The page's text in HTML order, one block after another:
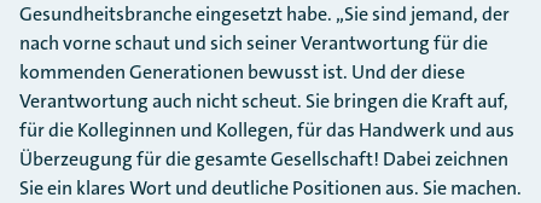
Gesundheitsbranche eingesetzt habe. „Sie sind jemand, der
nach vorne schaut und sich seiner Verantwortung für die
kommenden Generationen bewusst ist. Und der diese
Verantwortung auch nicht scheut. Sie bringen die Kraft auf,
für die Kolleginnen und Kollegen, für das Handwerk und aus
Überzeugung für die gesamte Gesellschaft! Dabei zeichnen
Sie ein klares Wort und deutliche Positionen aus. Sie machen.